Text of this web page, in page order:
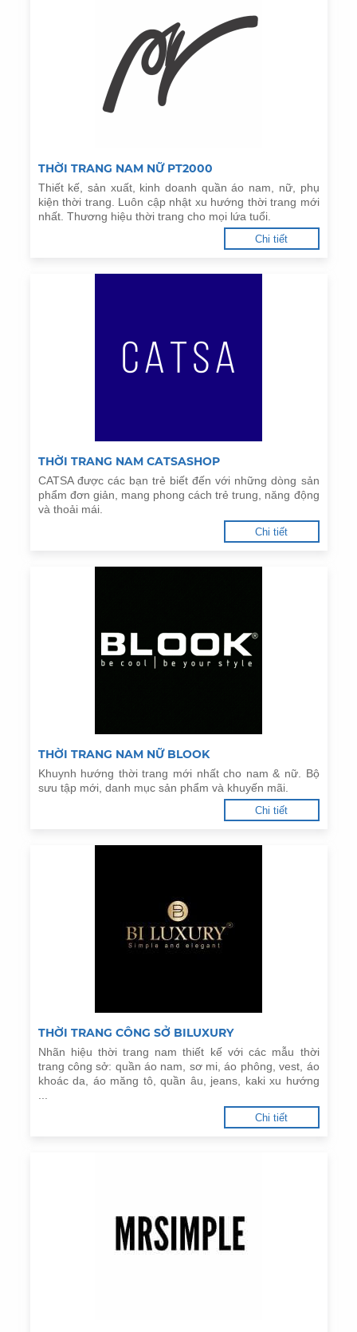
THỜI TRANG NAM NỮ PT2000
Thiết kế, sản xuất, kinh doanh quần áo nam, nữ, phụ
kiện thời trang. Luôn cập nhật xu hướng thời trang mới
nhất. Thương hiệu thời trang cho mọi lứa tuổi.
Chi tiết
THỜI TRANG NAM CATSASHOP
CATSA được các bạn trẻ biết đến với những dòng sản
phẩm đơn giản, mang phong cách trẻ trung, năng động
và thoải mái.
Chi tiết
THỜI TRANG NAM NỮ BLOOK
Khuynh hướng thời trang mới nhất cho nam & nữ. Bộ
sưu tập mới, danh mục sản phẩm và khuyến mãi.
Chi tiết
THỜI TRANG CÔNG SỞ BILUXURY
Nhãn hiệu thời trang nam thiết kế với các mẫu thời
trang công sở: quần áo nam, sơ mi, áo phông, vest, áo
khoác da, áo măng tô, quần âu, jeans, kaki xu hướng
Chi tiết